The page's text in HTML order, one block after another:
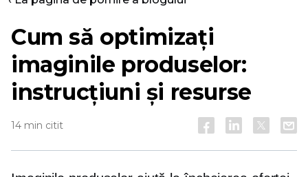
Cum să optimizați
imaginile produselor:
instrucțiuni și resurse
14 min citit